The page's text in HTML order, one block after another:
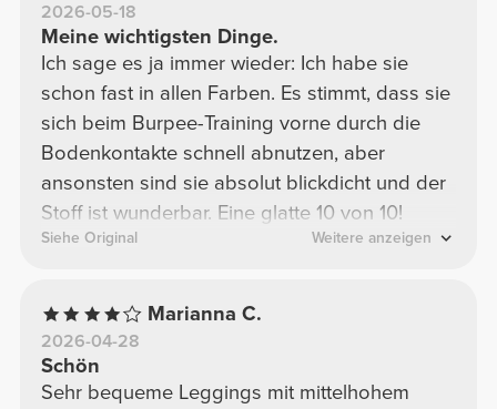
2026-05-18
Meine wichtigsten Dinge.
Ich sage es ja immer wieder: Ich habe sie
schon fast in allen Farben. Es stimmt, dass sie
sich beim Burpee-Training vorne durch die
Bodenkontakte schnell abnutzen, aber
ansonsten sind sie absolut blickdicht und der
Stoff ist wunderbar. Eine glatte 10 von 10!
Siehe Original Weitere anzeigen
Marianna C.
2026-04-28
Schön
Sehr bequeme Leggings mit mittelhohem